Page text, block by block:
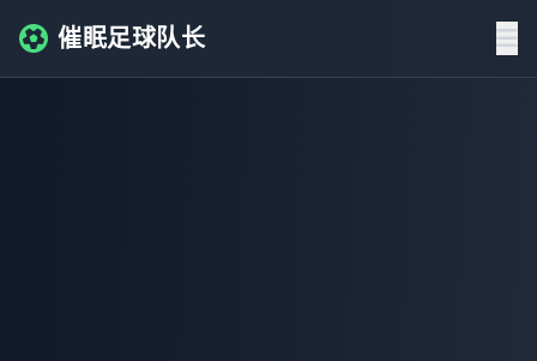
催眠足球队长